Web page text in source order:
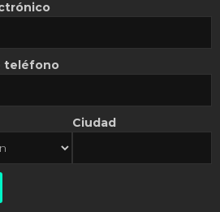
FLASH NEWS
Mercado Libre por costos
10 MARZO, 2026
teléfono
Ciudad